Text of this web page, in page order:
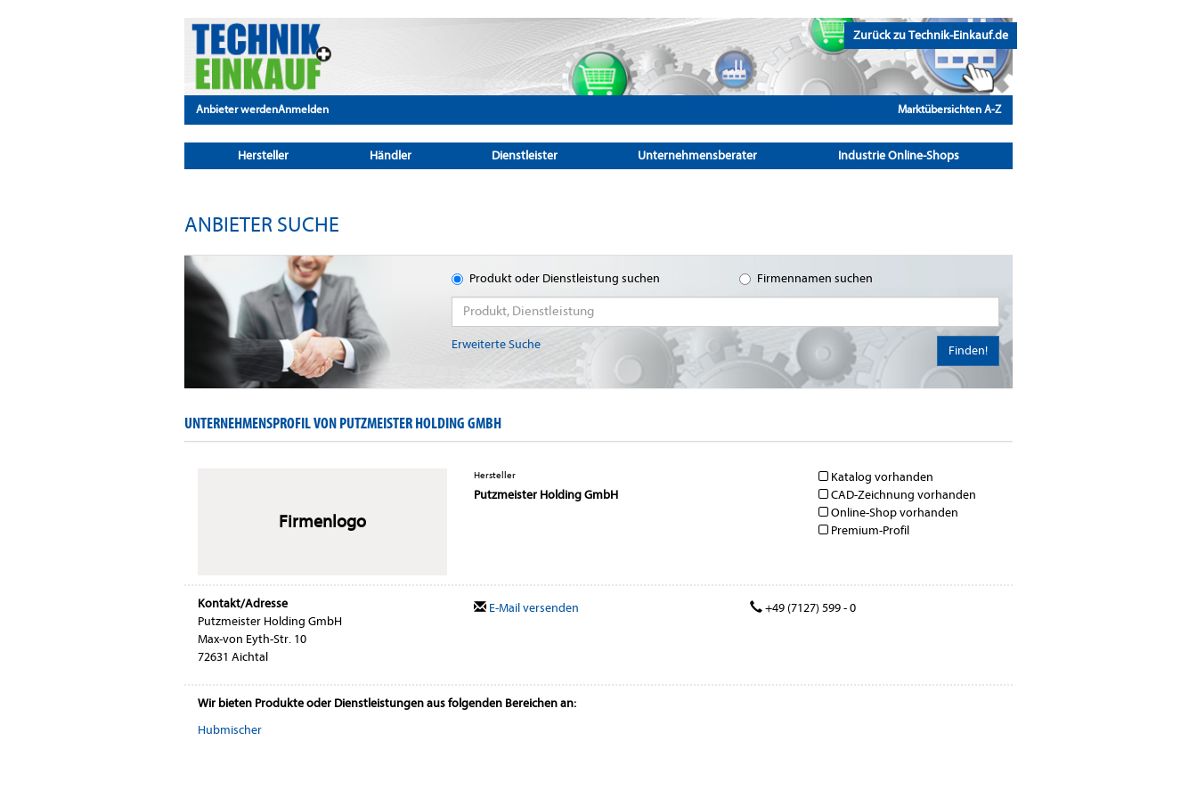
Zurück zu Technik-Einkauf.de
Anbieter werdenAnmelden Marktübersichten A-Z
Hersteller Händler Dienstleister Unternehmensberater Industrie Online-Shops
ANBIETER SUCHE
Produkt oder Dienstleistung suchen Firmennamen suchen
Erweiterte Suche Finden!
UNTERNEHMENSPROFIL VON PUTZMEISTER HOLDING GMBH
Firmenlogo
Hersteller
Putzmeister Holding GmbH
Katalog vorhanden
CAD-Zeichnung vorhanden
Online-Shop vorhanden
Premium-Profil
Kontakt/Adresse
Putzmeister Holding GmbH
Max-von Eyth-Str. 10
72631 Aichtal
E-Mail versenden +49 (7127) 599 - 0
Wir bieten Produkte oder Dienstleistungen aus folgenden Bereichen an:
Hubmischer